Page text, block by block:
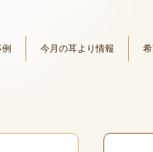
今月の耳より情報